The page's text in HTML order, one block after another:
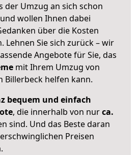
der Umzug an sich schon
wollen Ihnen dabei
über die Kosten
Lehnen Sie sich zurück – wir
Angebote für Sie, das
mit Ihrem Umzug von
Billerbeck helfen kann.
bequem und einfach
, die innerhalb von nurca.
sind. Und das Beste daran
Preisen